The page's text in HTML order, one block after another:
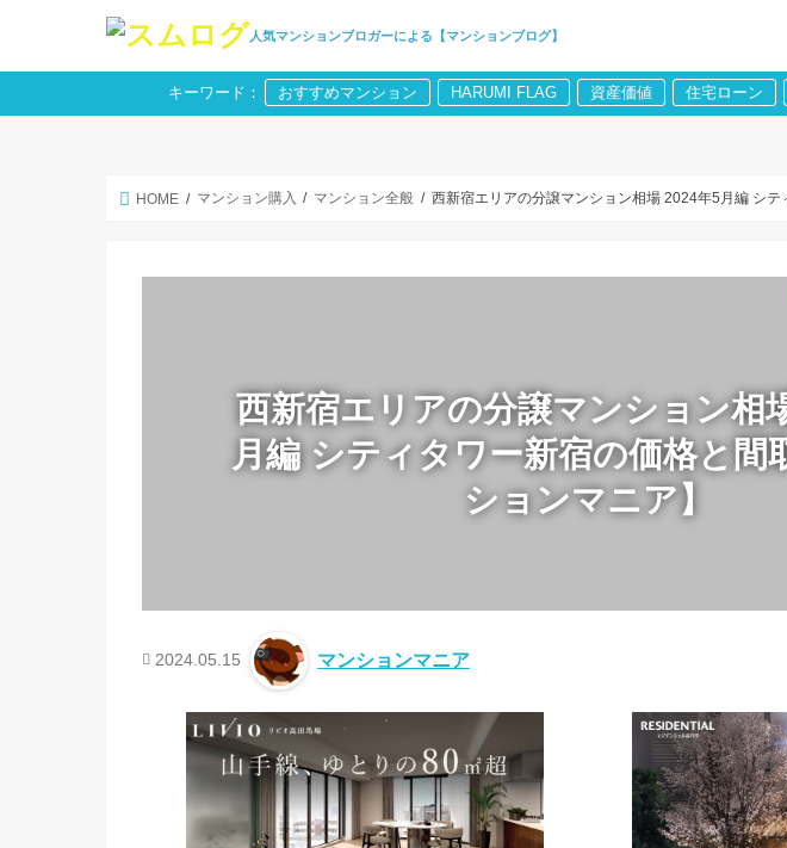
人気マンションブロガーによる【マンションブログ】
キーワード： おすすめマンション HARUMI FLAG 資産価値 住宅ローン
HOME マンション購入 マンション全般 西新宿エリアの分譲マンション相場 2024年5月編 シテ
西新宿エリアの分譲マンション相
月編 シティタワー新宿の価格と間
ションマニア】
2024.05.15 マンションマニア